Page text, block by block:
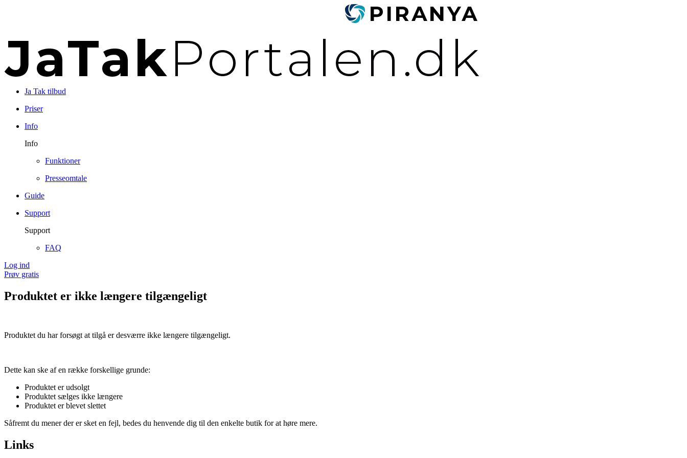
Ja Tak tilbud
Priser
Info
Info
Funktioner
Presseomtale
Guide
Support
Support
FAQ
Log ind
Prøv gratis
Produktet er ikke længere tilgængeligt
Produktet du har forsøgt at tilgå er desværre ikke længere tilgængeligt.
Dette kan ske af en række forskellige grunde:
Produktet er udsolgt
Produktet sælges ikke længere
Produktet er blevet slettet
Såfremt du mener der er sket en fejl, bedes du henvende dig til den enkelte butik for at høre mere.
Links